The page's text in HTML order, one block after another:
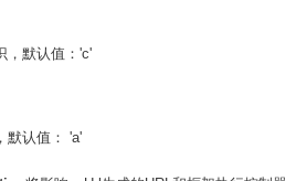
，默认值：'c'
默认值： 'a'